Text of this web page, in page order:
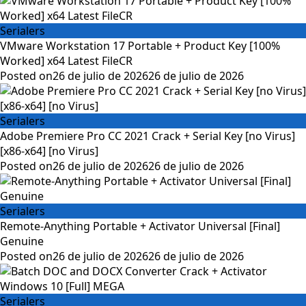
Serialers
VMware Workstation 17 Portable + Product Key [100%
Worked] x64 Latest FileCR
Posted on26 de julio de 202626 de julio de 2026
Serialers
Adobe Premiere Pro CC 2021 Crack + Serial Key [no Virus]
[x86-x64] [no Virus]
Posted on26 de julio de 202626 de julio de 2026
Serialers
Remote-Anything Portable + Activator Universal [Final]
Genuine
Posted on26 de julio de 202626 de julio de 2026
Serialers